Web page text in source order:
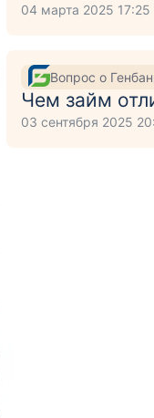
04 марта 2025 17:25
Вопрос о
Чем займ
03 сентября 2025